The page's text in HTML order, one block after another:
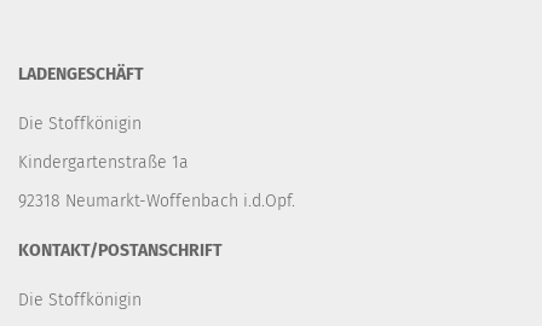
LADENGESCHÄFT
Die Stoffkönigin
Kindergartenstraße 1a
92318 Neumarkt-Woffenbach i.d.Opf.
KONTAKT/POSTANSCHRIFT
Die Stoffkönigin